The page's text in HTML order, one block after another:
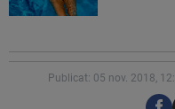
Publicat: 05 nov. 2018,